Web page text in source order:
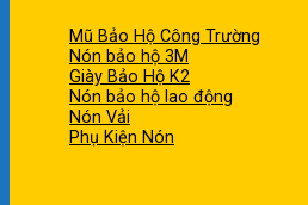
Mũ Bảo Hộ Công Trường
Nón bảo hộ 3M
Giày Bảo Hộ K2
Nón bảo hộ lao động
Nón Vải
Phụ Kiện Nón